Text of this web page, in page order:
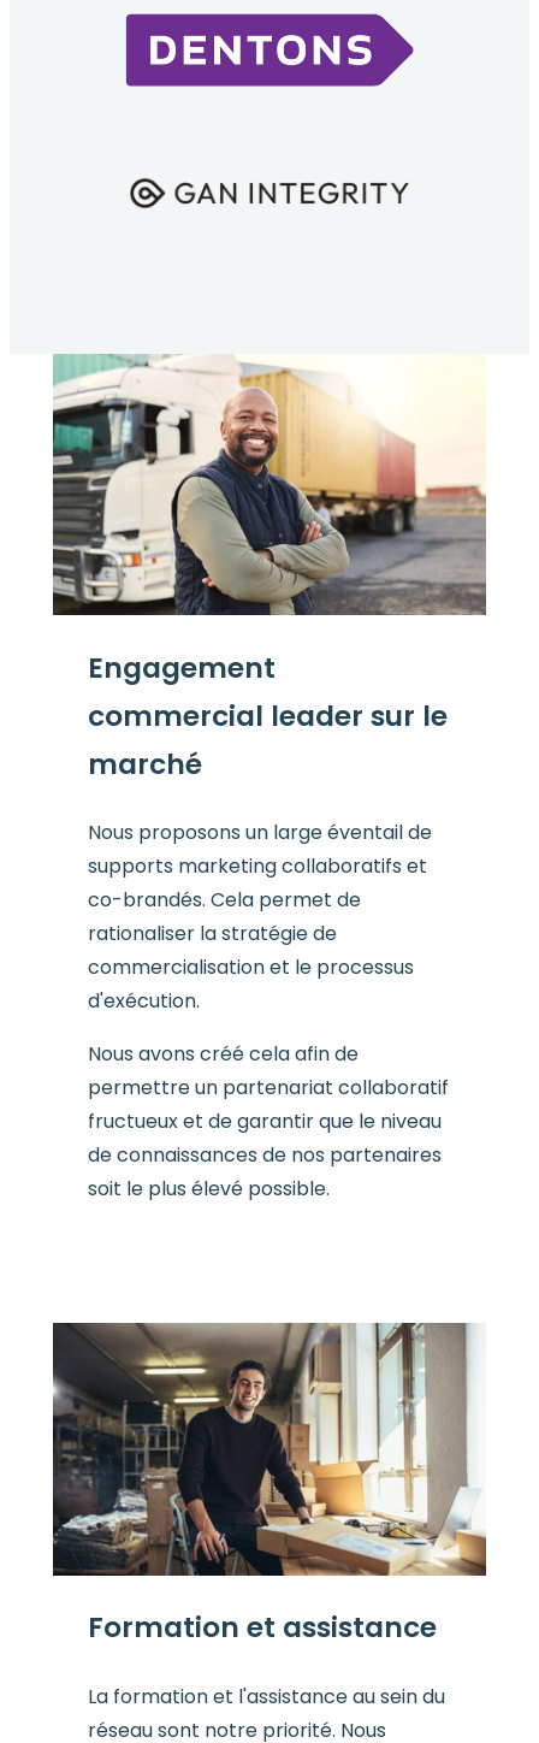
Engagement
commercial leader sur le
marché
Nous proposons un large éventail de
supports marketing collaboratifs et
co-brandés. Cela permet de
rationaliser la stratégie de
commercialisation et le processus
d'exécution.
Nous avons créé cela afin de
permettre un partenariat collaboratif
fructueux et de garantir que le niveau
de connaissances de nos partenaires
soit le plus élevé possible.
Formation et assistance
La formation et l'assistance au sein du
réseau sont notre priorité. Nous